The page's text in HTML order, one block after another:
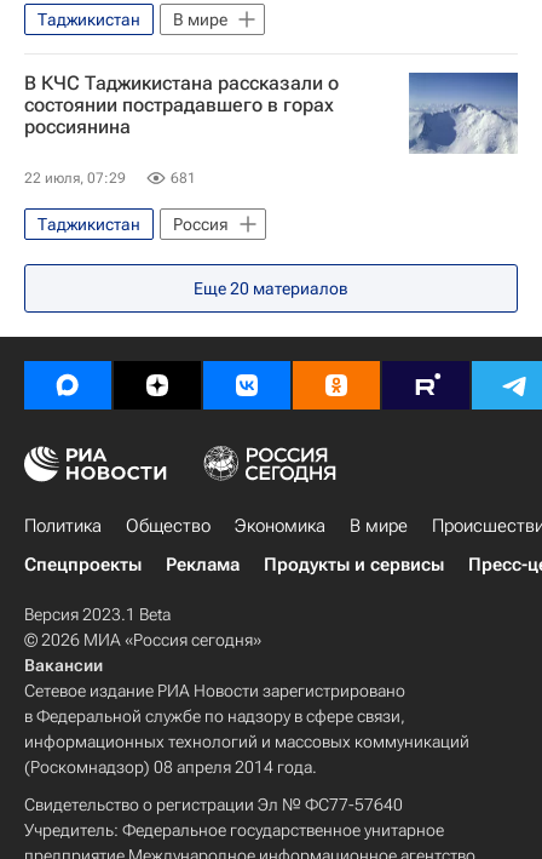
Таджикистан В мире
В КЧС Таджикистана рассказали о
состоянии пострадавшего в горах
россиянина
22 июля, 07:29 681
Таджикистан Россия
Еще20 материалов
Политика Общество Экономика В мире
Спецпроекты
Реклама Продукты и сервисы Пресс-
Версия 2023.1 Beta
© 2026 МИА «Россия сегодня»
Вакансии
Сетевое издание РИА Новости зарегистрировано
в Федеральной службе по надзору в сфере связи,
информационных технологий и массовых коммуникаций
(Роскомнадзор) 08 апреля 2014 года.
Свидетельство о регистрации Эл № ФС77-57640
Учредитель: Федеральное государственное унитарное